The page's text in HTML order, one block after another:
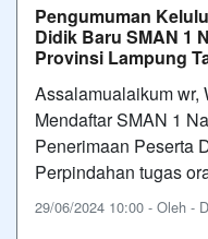
Pengumuman
Didik Baru SMAN 1
Provinsi Lampung
Assalamualaikum wr,
Mendaftar SMAN 1
Penerimaan Peserta
Perpindahan tugas
29/06/2024 10:00 - Oleh -